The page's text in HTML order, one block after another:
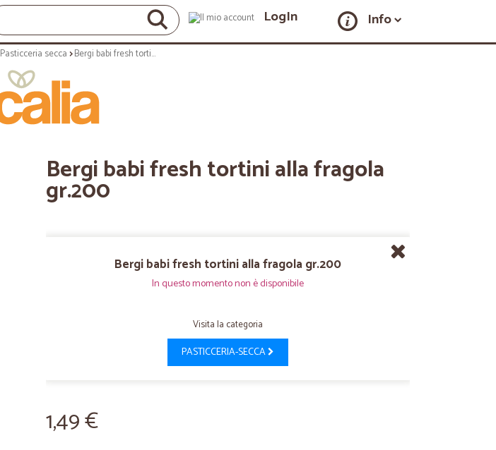
LogIn Info
Pasticceria secca Bergi babi fresh tortini alla fragola gr.200
Bergi babi fresh tortini alla fragola
gr.200
Bergi babi fresh tortini alla fragola gr.200
In questo momento non è disponibile
Visita la categoria
PASTICCERIA-SECCA
1,49 €